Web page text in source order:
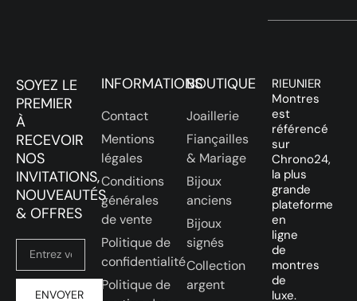
SOYEZ LE
PREMIER
À
RECEVOIR
NOS
INVITATIONS,
NOUVEAUTÉS
& OFFRES
ENVOYER
INFORMATIONS
Contact
Mentions
légales
Conditions
générales
de vente
Politique de
confidentialité
Politique de
BOUTIQUE
Joaillerie
Fiançailles
& Mariage
Bijoux
anciens
Bijoux
signés
Collection
argent
RIEUNIER
Montres
est
référencé
sur
Chrono24,
la plus
grande
plateforme
en
ligne
de
montres
de
luxe.